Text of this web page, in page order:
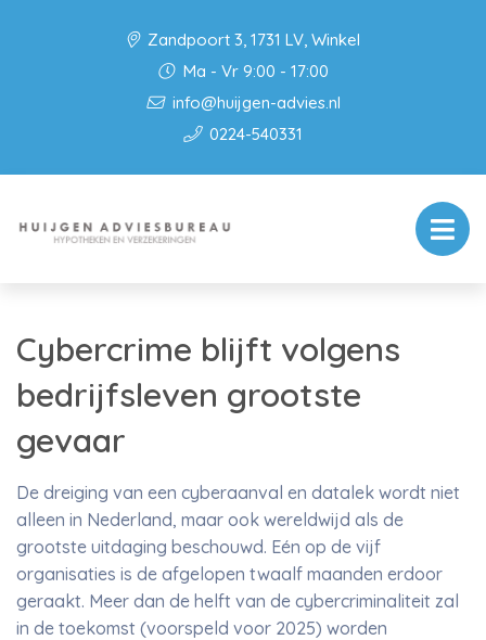
Zandpoort 3, 1731 LV, Winkel
Ma - Vr 9:00 - 17:00
info@huijgen-advies.nl
0224-540331
Cybercrime blijft volgens
bedrijfsleven grootste
gevaar
De dreiging van een cyberaanval en datalek wordt niet
alleen in Nederland, maar ook wereldwijd als de
grootste uitdaging beschouwd. Eén op de vijf
organisaties is de afgelopen twaalf maanden erdoor
geraakt. Meer dan de helft van de cybercriminaliteit zal
in de toekomst (voorspeld voor 2025) worden